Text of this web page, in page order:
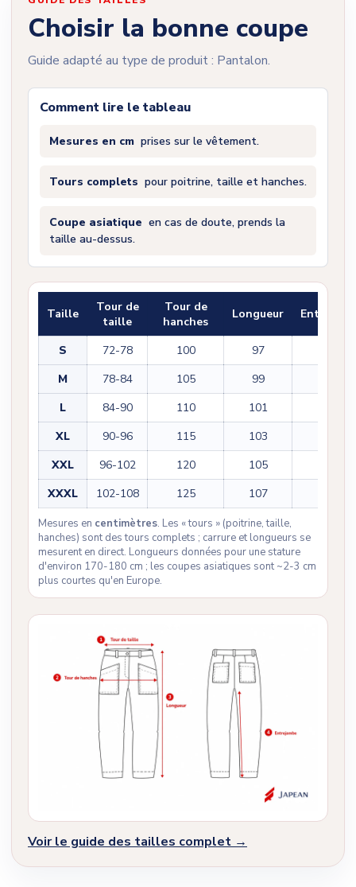
Choisir la bonne coupe
Guide adapté au type de produit : Pantalon.
Comment lire le tableau
Mesures en cm prises sur le vêtement.
Tours complets pour poitrine, taille et hanches.
Coupe asiatique en cas de doute, prends la
taille au-dessus.
Taille
Tour de
taille
Tour de
hanches
Longueur
S 72-78 100 97
M
78-84 105 99
L
84-90 110 101
XL
90-96 115 103
XXL
96-102 120 105
XXXL
102-108 125 107
Mesures en centimètres. Les « tours » (poitrine, taille,
hanches) sont des tours complets ; carrure et longueurs se
mesurent en direct. Longueurs données pour une stature
d'environ 170-180 cm ; les coupes asiatiques sont ~2-3 cm
plus courtes qu'en Europe.
Voir le guide des tailles complet →